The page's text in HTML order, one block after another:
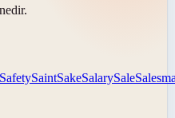
SafetySaintSakeSalarySale